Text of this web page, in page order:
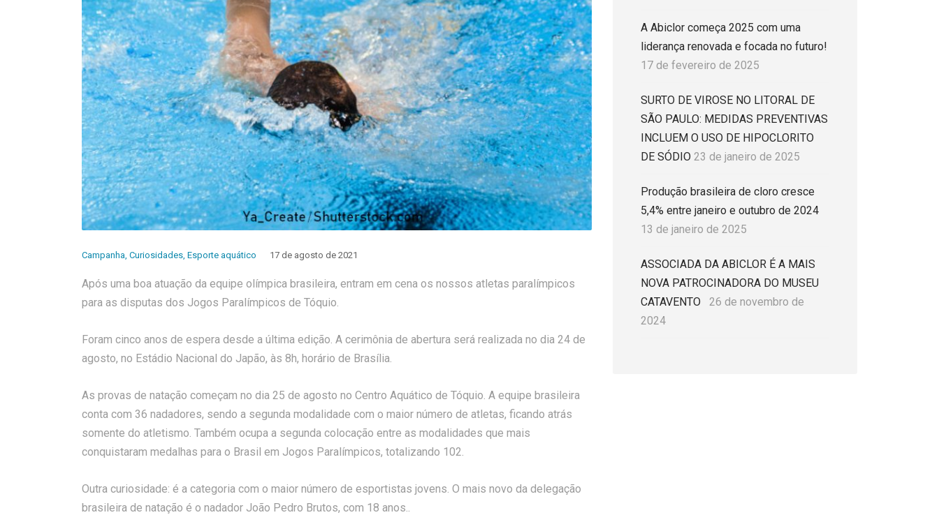
Campanha, Curiosidades, Esporte aquático 17 de agosto de 2021
Após uma boa atuação da equipe olímpica brasileira, entram em cena os nossos atletas paralímpicos
para as disputas dos Jogos Paralímpicos de Tóquio.
Foram cinco anos de espera desde a última edição. A cerimônia de abertura será realizada no dia 24 de
agosto, no Estádio Nacional do Japão, às 8h, horário de Brasília.
As provas de natação começam no dia 25 de agosto no Centro Aquático de Tóquio. A equipe brasileira
conta com 36 nadadores, sendo a segunda modalidade com o maior número de atletas, ficando atrás
somente do atletismo. Também ocupa a segunda colocação entre as modalidades que mais
conquistaram medalhas para o Brasil em Jogos Paralímpicos, totalizando 102.
Outra curiosidade: é a categoria com o maior número de esportistas jovens. O mais novo da delegação
brasileira de natação é o nadador João Pedro Brutos, com 18 anos..
A Abiclor começa 2025 com uma
liderança renovada e focada no futuro!
17 de fevereiro de 2025
SURTO DE VIROSE NO LITORAL DE
SÃO PAULO: MEDIDAS PREVENTIVAS
INCLUEM O USO DE HIPOCLORITO
DE SÓDIO 23 de janeiro de 2025
Produção brasileira de cloro cresce
5,4% entre janeiro e outubro de 2024
13 de janeiro de 2025
ASSOCIADA DA ABICLOR É A MAIS
NOVA PATROCINADORA DO MUSEU
CATAVENTO
26 de novembro de
2024